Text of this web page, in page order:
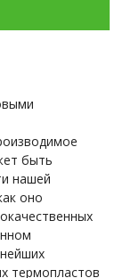
быть
нашей
оно
термопластов